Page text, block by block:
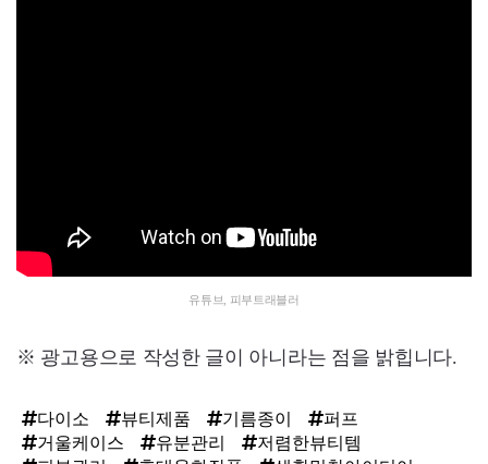
유튜브, 피부트래블러
※ 광고용으로 작성한 글이 아니라는 점을 밝힙니다.
다이소 뷰티제품 기름종이
퍼프
거울케이스
유분관리
저렴한뷰티템